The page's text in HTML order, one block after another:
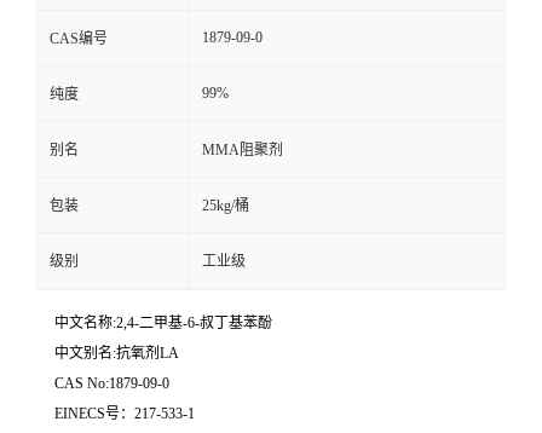
CAS编号 1879-09-0
纯度 99%
别名 MMA阻聚剂
包装 25kg/桶
级别 工业级
中文名称:2,4-二甲基-6-叔丁基苯酚
中文别名:抗氧剂LA
CAS No:1879-09-0
EINECS号：217-533-1